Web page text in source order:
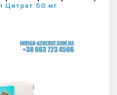
Цитрат 50 мг